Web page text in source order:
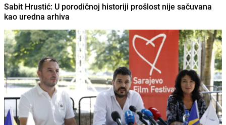
Sabit Hrustić: U porodičnoj historiji prošlost nije sačuvana
kao uredna arhiva